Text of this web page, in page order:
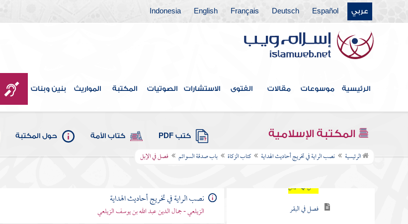
عربي Español
Deutsch
Français
English
Indonesia
الرئيسية موسوعات مقالات الفتوى الاستشارات الصوتيات المكتبة المواريث بنين وبنات
المكتبة الإسلامية كتب PDF كتاب الأمة حول المكتبة
الرئيسية نصب الراية في تخريج أحاديث الهداية كتاب الزكاة باب صدقة السوائم فصل في الإبل
فهرس الكتاب
كتاب الطهارات
باب الجنائز
باب الصلاة في الكعبة
كتاب الزكاة
فصل في الإبل
فصل في البقر
نصب الراية في تخريج أحاديث الهداية
الزيلعي - جمال الدين عبد الله بن يوسف الزيلعي